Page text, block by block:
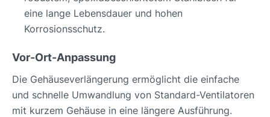
eine lange Lebensdauer und hohen
Korrosionsschutz.
Vor-Ort-Anpassung
Die Gehäuseverlängerung ermöglicht die einfache
und schnelle Umwandlung von Standard-Ventilatoren
mit kurzem Gehäuse in eine längere Ausführung.